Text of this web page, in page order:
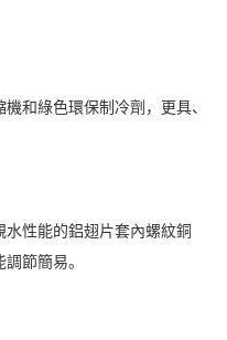
綠色環保制冷劑，更具、
性能的鋁翅片套內螺紋銅
節簡易。